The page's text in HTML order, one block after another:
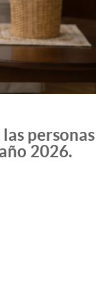
personas
2026.